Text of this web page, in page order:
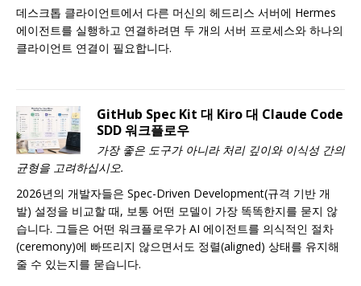
데스크톱 클라이언트에서 다른 머신의 헤드리스 서버에 Hermes
에이전트를 실행하고 연결하려면 두 개의 서버 프로세스와 하나의
클라이언트 연결이 필요합니다.
GitHub Spec Kit 대 Kiro 대 Claude Code
SDD 워크플로우
가장 좋은 도구가 아니라 처리 깊이와 이식성 간의
균형을 고려하십시오.
2026년의 개발자들은 Spec-Driven Development(규격 기반 개
발) 설정을 비교할 때, 보통 어떤 모델이 가장 똑똑한지를 묻지 않
습니다. 그들은 어떤 워크플로우가 AI 에이전트를 의식적인 절차
(ceremony)에 빠뜨리지 않으면서도 정렬(aligned) 상태를 유지해
줄 수 있는지를 묻습니다.